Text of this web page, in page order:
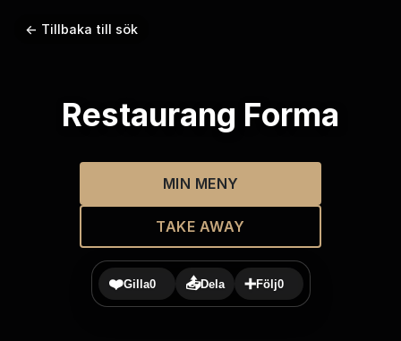
← Tillbaka till sök
Restaurang Forma
MIN MENY
TAKE AWAY
❤️Gilla0 📤Dela ➕Följ0